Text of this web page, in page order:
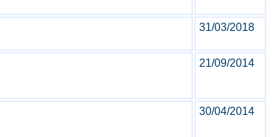
31/03/2018
21/09/2014
30/04/2014